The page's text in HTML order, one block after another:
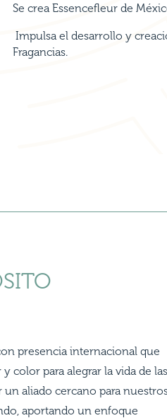
Se crea Essencefleur de
Impulsa el desarrollo y
Fragancias.
presencia internacional que
color para alegrar la vida de las
aliado cercano para
aportando un enfoque